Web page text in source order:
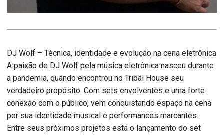
DJ Wolf – Técnica, identidade e evolução na cena eletrônica
A paixão de DJ Wolf pela música eletrônica nasceu durante
a pandemia, quando encontrou no Tribal House seu
verdadeiro propósito. Com sets envolventes e uma forte
conexão com o público, vem conquistando espaço na cena
por sua identidade musical e performances marcantes.
Entre seus próximos projetos está o lançamento do set